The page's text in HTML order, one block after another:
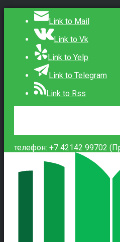
Link to Mail
Link to Vk
Link to Yelp
Link to Telegram
Link to Rss
телефон: +7 42142 99702